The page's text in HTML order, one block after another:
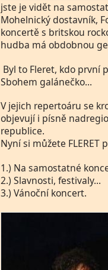
jste je vidět na
Mohelnický dostavník,
koncertě s britskou
hudba má obdobnou
Byl to Fleret, kdo první
Sbohem galánečko...
V jejich repertoáru se
objevují i písně
republice.
Nyní si můžete FLERET
1.) Na samostatné
2.) Slavnosti, festivaly...
3.) Vánoční koncert.